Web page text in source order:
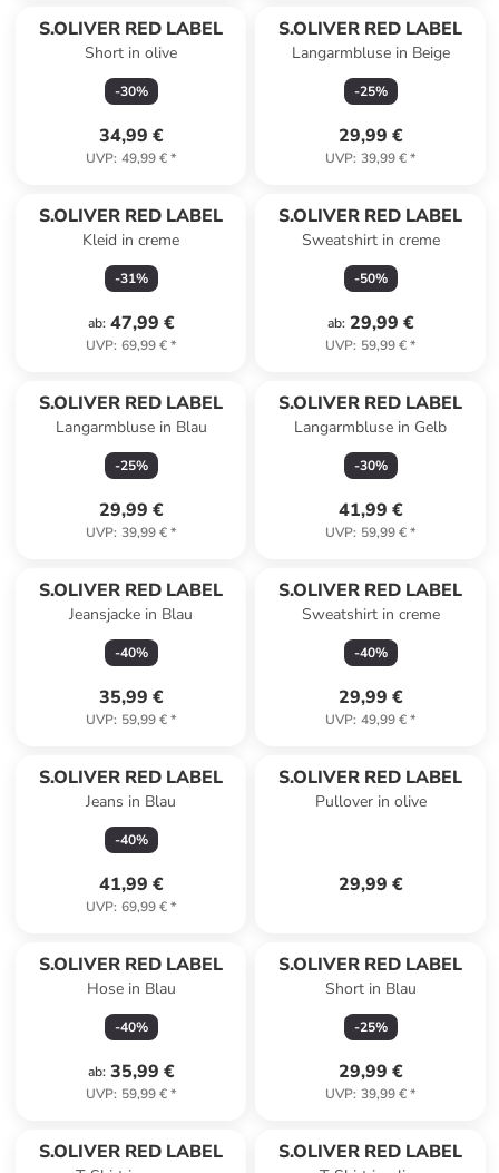
S.OLIVER RED LABEL
Short in olive
-30%
34,99 €
UVP: 49,99 €*
S.OLIVER RED LABEL
Langarmbluse in Beige
-25%
29,99 €
UVP: 39,99 €*
S.OLIVER RED LABEL
Kleid in creme
-31%
ab: 47,99 €
UVP: 69,99 €*
S.OLIVER RED LABEL
Sweatshirt in creme
-50%
ab: 29,99 €
UVP: 59,99 €*
S.OLIVER RED LABEL
Langarmbluse in Blau
-25%
29,99 €
UVP: 39,99 €*
S.OLIVER RED LABEL
Langarmbluse in Gelb
-30%
41,99 €
UVP: 59,99 €*
S.OLIVER RED LABEL
Jeansjacke in Blau
-40%
35,99 €
UVP: 59,99 €*
S.OLIVER RED LABEL
Sweatshirt in creme
-40%
29,99 €
UVP: 49,99 €*
S.OLIVER RED LABEL
Jeans in Blau
-40%
41,99 €
UVP: 69,99 €*
S.OLIVER RED LABEL
Pullover in olive
29,99 €
S.OLIVER RED LABEL
Hose in Blau
-40%
ab: 35,99 €
UVP: 59,99 €*
S.OLIVER RED LABEL
Short in Blau
-25%
29,99 €
UVP: 39,99 €*
S.OLIVER RED LABEL S.OLIVER RED LABEL